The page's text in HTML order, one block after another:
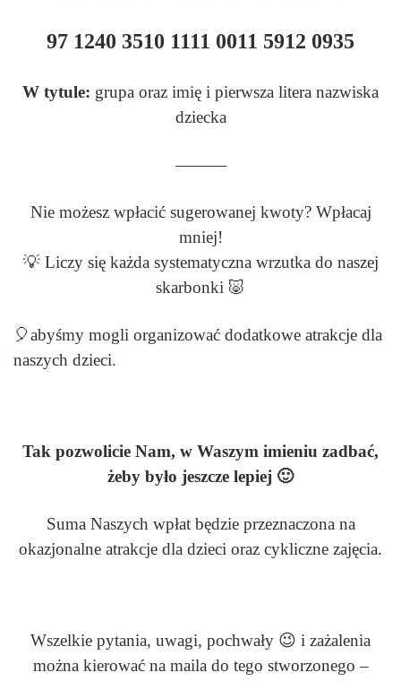
97 1240 3510 1111 0011 5912 0935
W tytule: grupa oraz imię i pierwsza litera nazwiska
dziecka
———
Nie możesz wpłacić sugerowanej kwoty? Wpłacaj
mniej!
💡 Liczy się każda systematyczna wrzutka do naszej
skarbonki 🐷
🎈abyśmy mogli organizować dodatkowe atrakcje dla
naszych dzieci.
Tak pozwolicie Nam, w Waszym imieniu zadbać,
żeby było jeszcze lepiej 🙂
Suma Naszych wpłat będzie przeznaczona na
okazjonalne atrakcje dla dzieci oraz cykliczne zajęcia.
Wszelkie pytania, uwagi, pochwały 😉 i zażalenia
można kierować na maila do tego stworzonego –